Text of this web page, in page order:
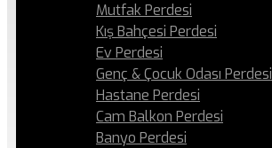
Mutfak Perdesi
Kış Bahçesi Perdesi
Ev Perdesi
Genç & Çocuk Odası Perdesi
Hastane Perdesi
Cam Balkon Perdesi
Banyo Perdesi